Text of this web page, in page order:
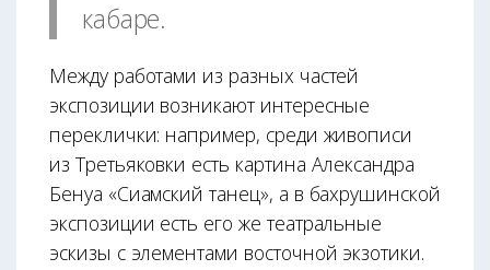
кабаре.
Между работами из разных частей
экспозиции возникают интересные
переклички: например, среди живописи
из Третьяковки есть картина Александра
Бенуа «Сиамский танец», а в бахрушинской
экспозиции есть его же театральные
эскизы с элементами восточной экзотики.